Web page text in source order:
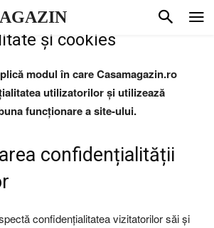
și cookies
modul în care Casamagazin.ro
utilizatorilor și utilizează
funcționare a site-ului.
confidențialității
confidențialitatea vizitatorilor săi și